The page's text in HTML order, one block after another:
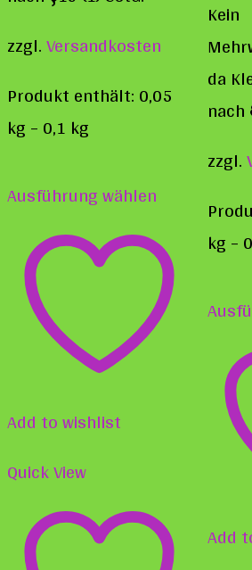
zzgl.Versandkosten
Produkt enthält: 0,05
kg– 0,1 kg
Ausführung wählen Produkt
weist
mehrere
Varianten
Optionen
gewählt
Add to wishlist
Quick View
Kein
da
nach
zzgl.
kg–
Add